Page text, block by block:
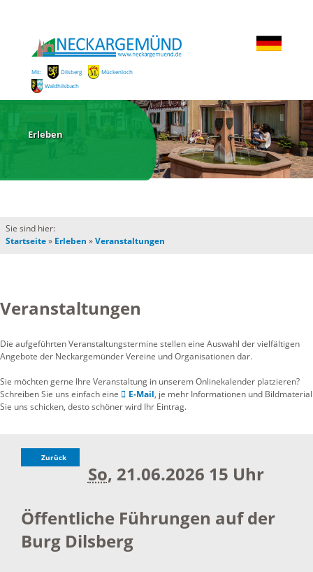
Mit: Dilsberg
Mückenloch
Waldhilsbach
Erleben
Sie sind hier:
Startseite» Erleben »Veranstaltungen
Veranstaltungen
Die aufgeführten Veranstaltungstermine stellen eine Auswahl der vielfältigen
Angebote der Neckargemünder Vereine und Organisationen dar.
Sie möchten gerne Ihre Veranstaltung in unserem Onlinekalender platzieren?
Schreiben Sie uns einfach eine
E-Mail, je mehr Informationen und Bildmaterial
Sie uns schicken, desto schöner wird Ihr Eintrag.
Zurück
So, 21.06.2026 15 Uhr
Öffentliche Führungen auf der
Burg Dilsberg